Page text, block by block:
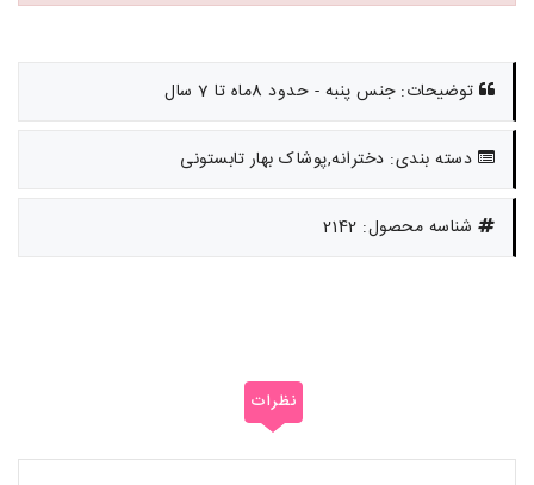
توضیحات: جنس پنبه - حدود 8ماه تا 7 سال
دسته بندی: دخترانه,پوشاک بهار تابستونی
شناسه محصول: 2142
نظرات